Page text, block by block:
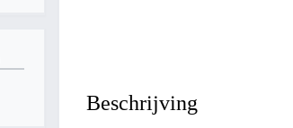
Beschrijving